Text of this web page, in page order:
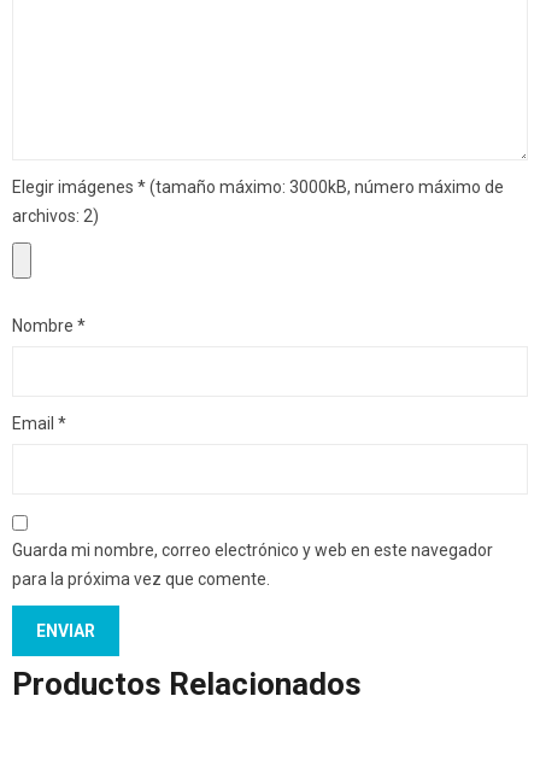
Elegir imágenes *(tamaño máximo: 3000kB, número máximo de
archivos: 2)
Nombre *
Email *
Guarda mi nombre, correo electrónico y web en este navegador
para la próxima vez que comente.
Productos Relacionados